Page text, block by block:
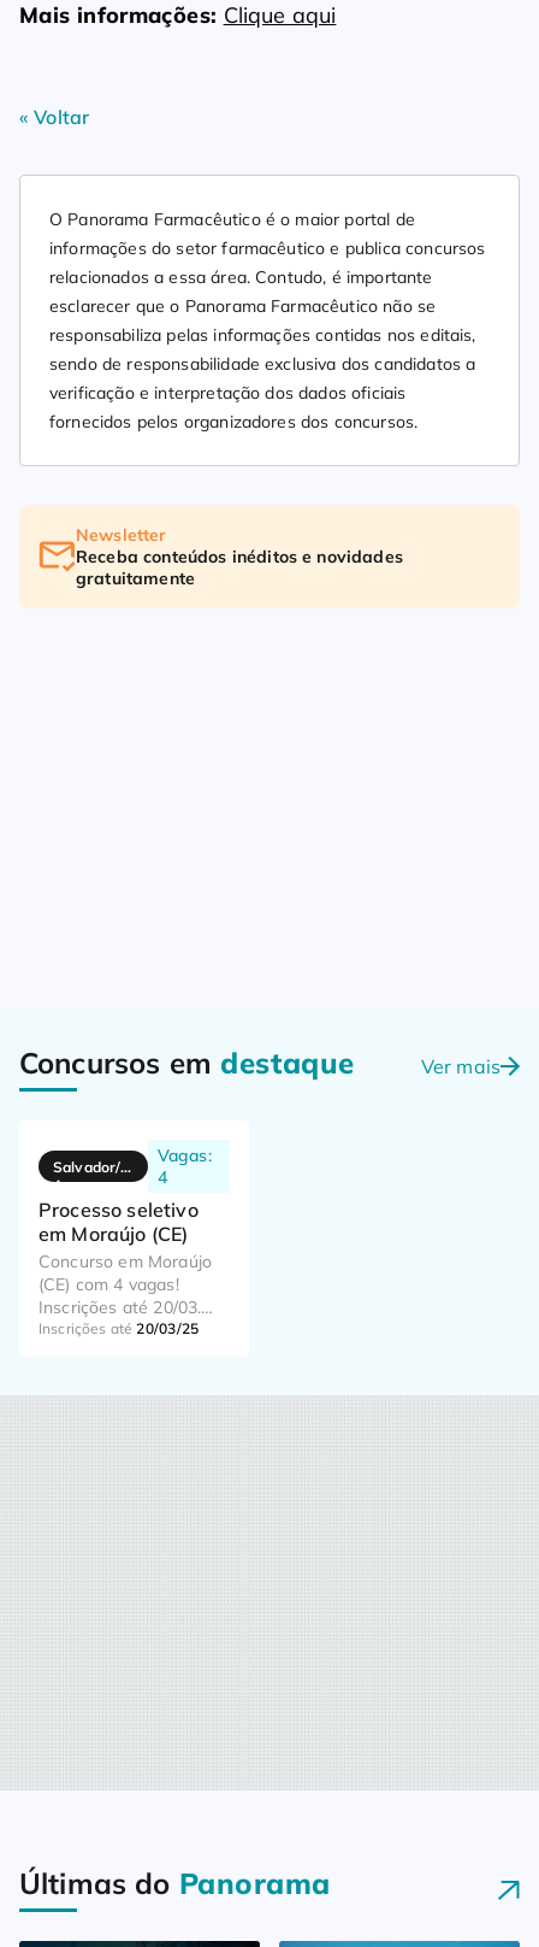
Mais informações: Clique aqui
« Voltar
O Panorama Farmacêutico é o maior portal de
informações do setor farmacêutico e publica concursos
relacionados a essa área. Contudo, é importante
esclarecer que o Panorama Farmacêutico não se
responsabiliza pelas informações contidas nos editais,
sendo de responsabilidade exclusiva dos candidatos a
verificação e interpretação dos dados oficiais
fornecidos pelos organizadores dos concursos.
Newsletter
Receba conteúdos inéditos e novidades
gratuitamente
Concursos em destaque Ver mais
Salvador/B
A
Vagas:
4
Processo seletivo
em Moraújo (CE)
Concurso em Moraújo
(CE) com 4 vagas!
Inscrições até 20/03.
Taxa de R$80 a R$140.
Inscrições até20/03/25
Últimas do Panorama